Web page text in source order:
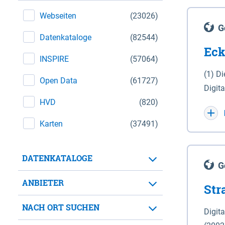
(23026)
Webseiten
(82544)
Datenkataloge
(57064)
INSPIRE
(61727)
Open Data
(820)
HVD
(37491)
Karten
DATENKATALOGE
ANBIETER
NACH ORT SUCHEN
(1)
WGS
für
der in